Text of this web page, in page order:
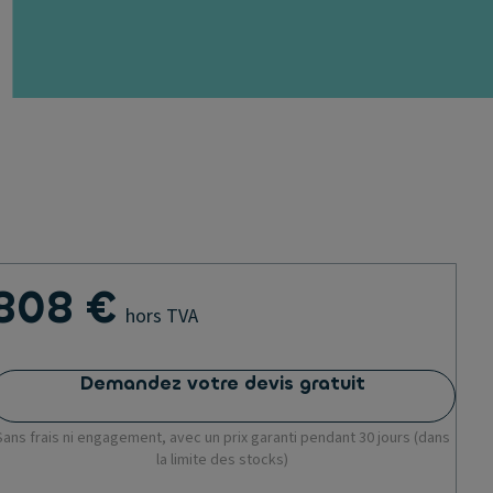
€ hors TVA
Demandez votre devis gratuit
frais ni engagement, avec un prix garanti pendant 30 jours (dans
la limite des stocks)